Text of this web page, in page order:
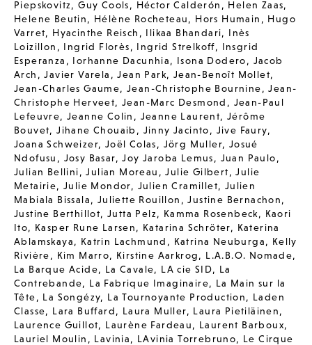
Piepskovitz,Guy Cools, Héctor Calderón , Helen Zaas,
Helene Beutin, Hélène Rocheteau, Hors Humain , Hugo
Varret, Hyacinthe Reisch , Ilikaa Bhandari, Inès
Loizillon , Ingrid Florès, Ingrid Strelkoff, Insgrid
Esperanza , Iorhanne Dacunhia, Isona Dodero, Jacob
Arch ,Javier Varela ,Jean Park, Jean-Benoît Mollet,
Jean-Charles Gaume,Jean-Christophe Bournine,Jean-
Christophe Herveet,Jean-Marc Desmond , Jean-Paul
Lefeuvre,Jeanne Colin , Jeanne Laurent,Jérôme
Bouvet,Jihane Chouaib , Jinny Jacinto, Jive Faury,
Joana Schweizer, Joël Colas, Jörg Muller, Josué
Ndofusu , Josy Basar,Joy Jaroba Lemus, Juan Paulo,
Julian Bellini,Julian Moreau ,Julie Gilbert,Julie
Metairie,Julie Mondor, Julien Cramillet, Julien
Mabiala Bissala, Juliette Rouillon ,Justine Bernachon,
Justine Berthillot,Jutta Pelz, Kamma Rosenbeck, Kaori
Ito, Kasper Rune Larsen, Katarina Schröter, Katerina
Ablamskaya, Katrin Lachmund , Katrina Neuburga, Kelly
Rivière, Kim Marro, Kirstine Aarkrog, L.A.B.O. Nomade,
La Barque Acide, La Cavale, LA cie SID, La
Contrebande, La Fabrique Imaginaire, La Main sur la
Tête, La Songézy, La Tournoyante Production, Laden
Classe, Lara Buffard, Laura Muller, Laura Pietiläinen,
Laurence Guillot, Laurène Fardeau, Laurent Barboux,
Lauriel Moulin , Lavinia, LAvinia Torrebruno, Le Cirque